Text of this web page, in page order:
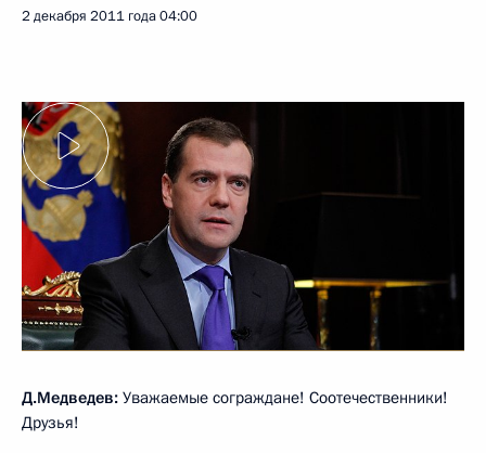
2 декабря 2011 года04:00
Д.Медведев: Уважаемые сограждане! Соотечественники!
Друзья!